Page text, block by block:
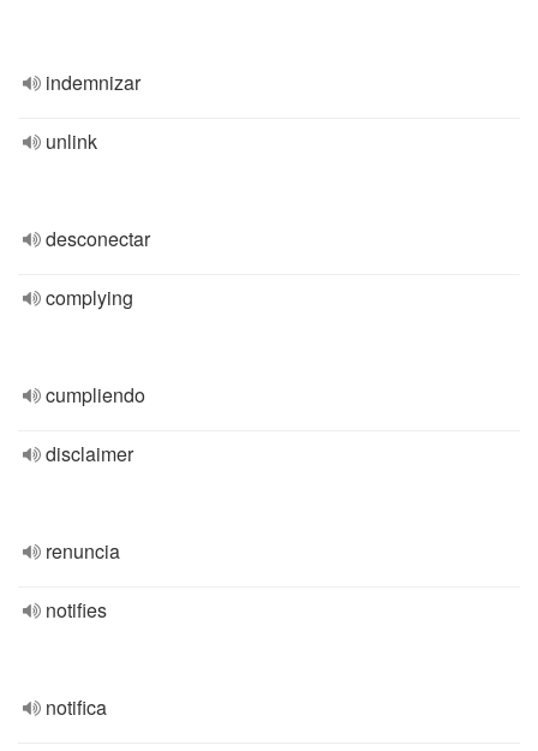
indemnizar
unlink
desconectar
complying
cumpliendo
disclaimer
renuncia
notifies
notifica